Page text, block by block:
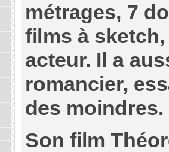
métrages, 7
films à
acteur. Il a
romancier,
des moindres.
Son film